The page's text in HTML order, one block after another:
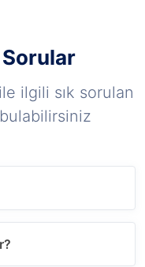
Sorular
ilgili sık sorulan
bulabilirsiniz